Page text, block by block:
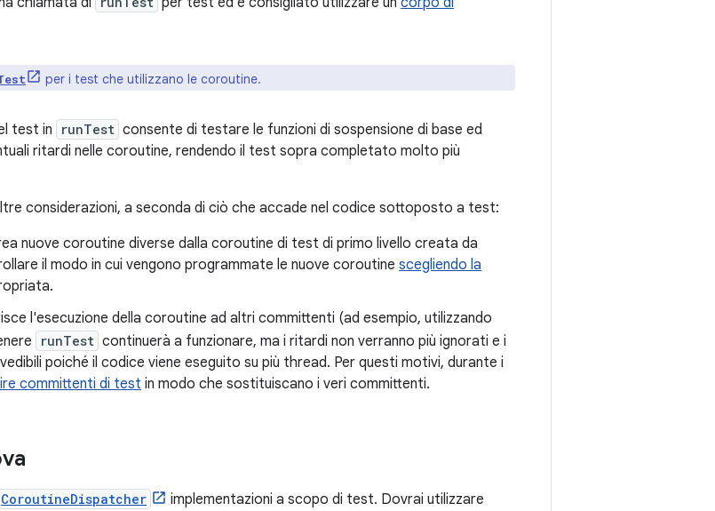
per i test che utilizzano le coroutine.
test in runTest consente di testare le funzioni di sospensione di base ed
ritardi nelle coroutine, rendendo il test sopra completato molto più
considerazioni, a seconda di ciò che accade nel codice sottoposto a test:
nuove coroutine diverse dalla coroutine di test di primo livello creata da
il modo in cui vengono programmate le nuove coroutine scegliendo la
l'esecuzione della coroutine ad altri committenti (ad esempio, utilizzando
runTest continuerà a funzionare, ma i ritardi non verranno più ignorati e i
poiché il codice viene eseguito su più thread. Per questi motivi, durante i
committenti di test in modo che sostituiscano i veri committenti.
CoroutineDispatcher implementazioni a scopo di test. Dovrai utilizzare